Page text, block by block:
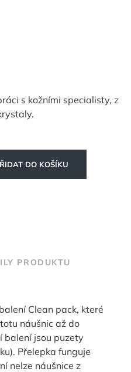
s kožními specialisty, z
DO KOŠÍKU
PRODUKTU
Clean pack, které
náušnic až do
balení jsou puzety
Přelepka funguje
nelze náušnice z